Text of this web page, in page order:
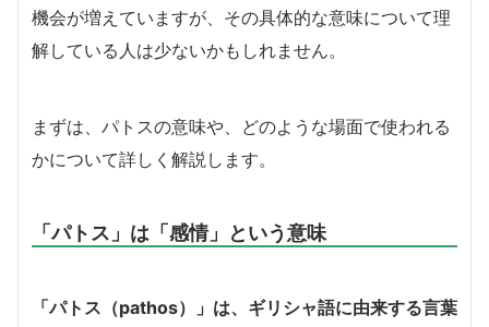
機会が増えていますが、その具体的な意味について理
解している人は少ないかもしれません。
まずは、パトスの意味や、どのような場面で使われる
かについて詳しく解説します。
「パトス」は「感情」という意味
「パトス（pathos）」は、ギリシャ語に由来する言葉